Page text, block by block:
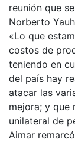
reunión que
Norberto
«Lo que
costos de
teniendo en
del país hay
atacar las
mejora; y que
unilateral de
Aimar